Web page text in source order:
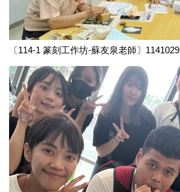
〔114-1 篆刻工作坊-蘇友泉老師〕1141029